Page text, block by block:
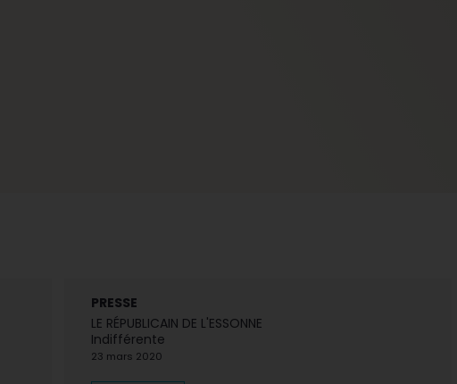
PRESSE
LE RÉPUBLICAIN DE L'ESSONNE
Indifférente
23 mars 2020